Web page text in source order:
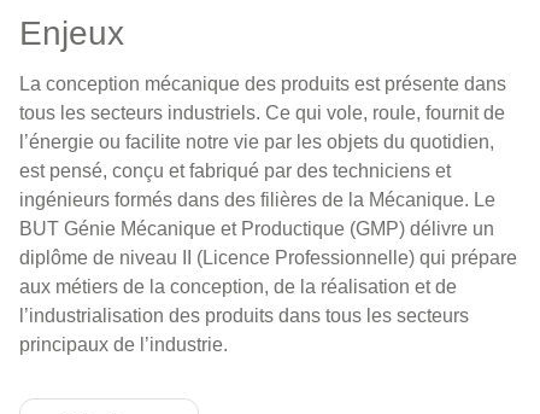
Enjeux
La conception mécanique des produits est présente dans
tous les secteurs industriels. Ce qui vole, roule, fournit de
l’énergie ou facilite notre vie par les objets du quotidien,
est pensé, conçu et fabriqué par des techniciens et
ingénieurs formés dans des filières de la Mécanique. Le
BUT Génie Mécanique et Productique (GMP) délivre un
diplôme de niveau II (Licence Professionnelle) qui prépare
aux métiers de la conception, de la réalisation et de
l’industrialisation des produits dans tous les secteurs
principaux de l’industrie.